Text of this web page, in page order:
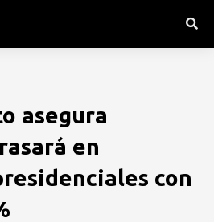
asegura
en
con